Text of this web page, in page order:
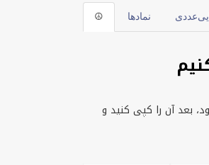
☮ نمادها
بعد آن را کپی کنید و